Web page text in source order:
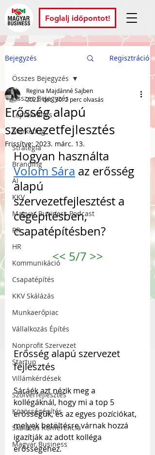
Foglalj időpontot!
Bejegyzés Regisztráció
Összes Bejegyzés
Léptékváltás
Marketing
Stratégia
Branding
AI
KKV
Magyar Business Podcast
PR
HR
Kommunikáció
Csapatépítés
KKV Skálázás
Munkaerőpiac
Vállalkozás Építés
Nonprofit Szervezet
Startup
Villámkérdések
Szofverfejlesztés
Közösségépítés
Skálázás Konferencia
Magyar Business
Összes Bejegyzés
Erősség alapú
szervezetfejlesztés
Regina Majdánné Sajben
2022. dec. 30.2 perc olvasás
Frissítve: 2023. márc. 13.
Hogyan használta
Volom Sára az erősség
alapú
szervezetfejlesztést a
cégépítésben,
csapatépítésben?
<< 5/7 >>
Erősség alapú szervezet
fejlesztés
Sáráék azt nézik meg a
kollégáknál, hogy mi a top 5
erősségük, és az egyes pozíciókat,
melyek betöltésre várnak hozzá
igazítják az adott kolléga
erősségéhez.